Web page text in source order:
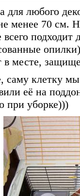
для любого
менее 70 см.
подходит
в месте,
саму клетку мы
её на
при уборке)))